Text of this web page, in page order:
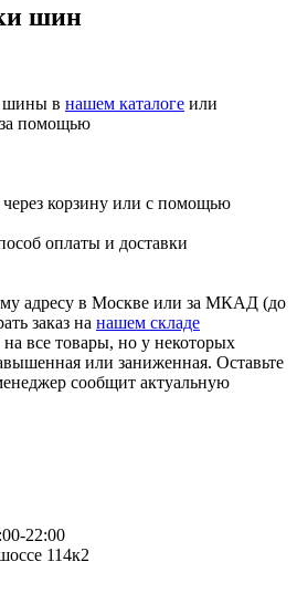
шин
шины в нашем каталоге или
за помощью
через корзину или с помощью
оплаты и доставки
адресу в Москве или за МКАД (до
заказ на нашем складе
все товары, но у некоторых
или заниженная. Оставьте
сообщит актуальную
22:00
114к2